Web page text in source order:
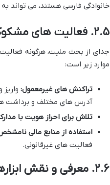
خانوادگی فارسی هستند، می تواند
۲.۵. فعالیت های مشکوک و پولشویی
جدای از بحث ملیت، هرگونه
موارد زیر است:
تراکنش های غیرمعمول:
آدرس های مختلف و برداشت
تلاش برای احراز هویت با
استفاده از منابع مالی
فعالیت های غیرقانونی.
۲.۶. معرفی و نقش ابزارهای ردیابی پیشرفته (CipherTrace و Traveler)